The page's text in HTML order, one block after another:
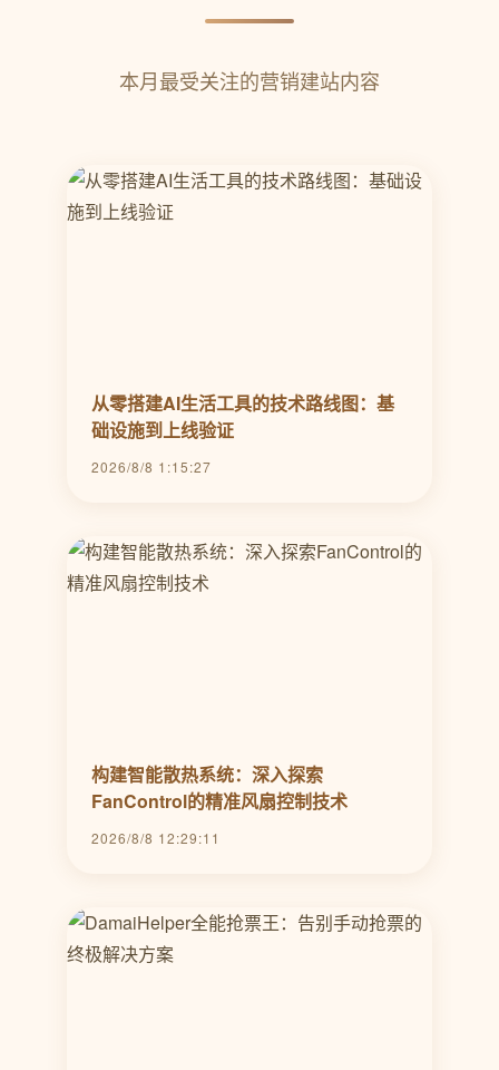
本月最受关注的营销建站内容
从零搭建AI生活工具的技术路线图：基
础设施到上线验证
2026/8/8 1:15:27
构建智能散热系统：深入探索
FanControl的精准风扇控制技术
2026/8/8 12:29:11